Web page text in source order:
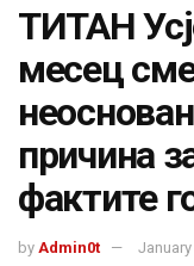
ТИТАН
месец
причина
фактите
by Admin0t